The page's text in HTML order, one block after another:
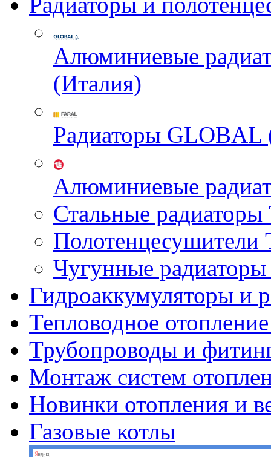
Алюминиевые
(Италия)
Радиаторы GLOBAL
Алюминиевые
Стальные
Чугунные
Гидроаккумуляторы и
Тепловодное
Трубопроводы и
Монтаж систем
Новинки отопления и
Газовые котлы